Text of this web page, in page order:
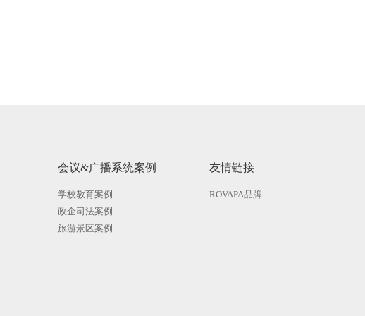
会议&广播系统案例
学校教育案例
政企司法案例
旅游景区案例
友情链接
ROVAPA品牌